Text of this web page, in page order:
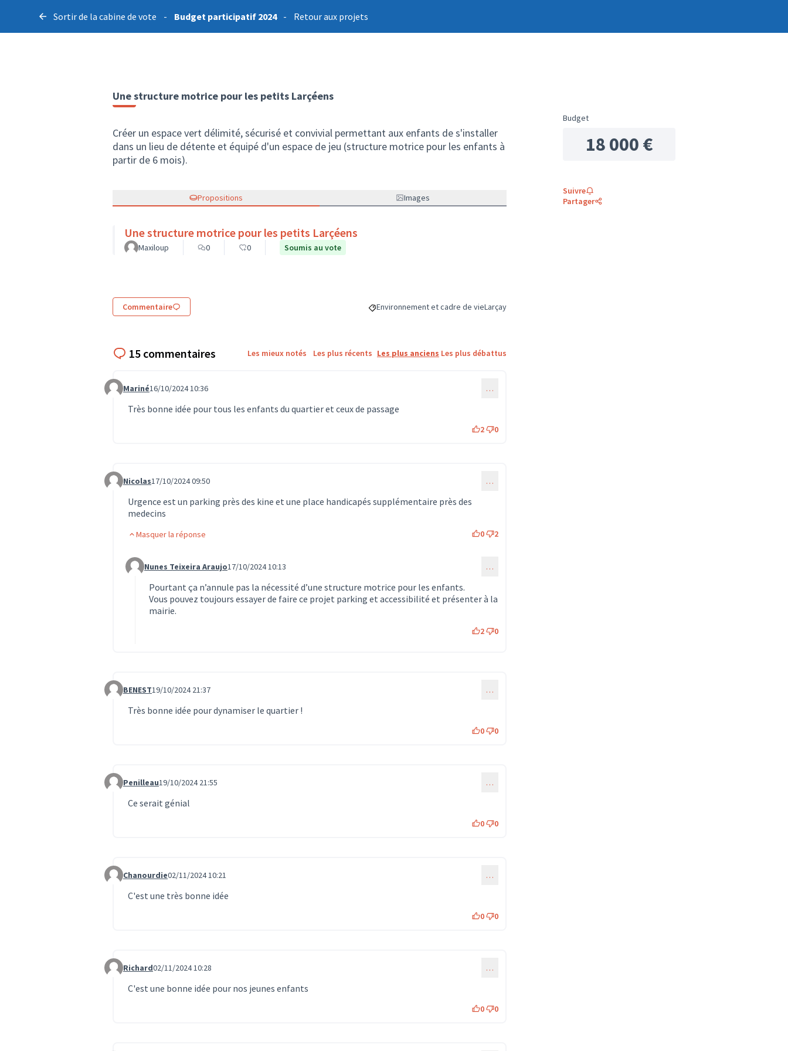
Sortir de la cabine de vote - Budget participatif 2024 - Retour aux projets
Une structure motrice pour les petits Larçéens
Créer un espace vert délimité, sécurisé et convivial permettant aux enfants de s'installer
dans un lieu de détente et équipé d'un espace de jeu (structure motrice pour les enfants à
partir de 6 mois).
Propositions Images
Une structure motrice pour les petits Larçéens
Maxiloup 0 0 Soumis au vote
Commentaire Filtrer les résultats de la catégorie : Environnement et cadre de vie
Environnement et cadre de vieFiltrer les résultats pour le secteur : Larçay
Larçay
Budget
18 000 €
Suivre
Partager
15 commentaires Les mieux notés Les plus récents Les plus anciens Les plus débattus
Commentaire 679
Mariné16/10/2024 10:36 …
Très bonne idée pour tous les enfants du quartier et ceux de passage
2 0
Commentaire 693
Nicolas17/10/2024 09:50 …
Urgence est un parking près des kine et une place handicapés supplémentaire près des
medecins
Masquer la réponse 0 2
Commentaire 694 (réponse au commentaire 693)
Nunes Teixeira Araujo17/10/2024 10:13 …
Pourtant ça n’annule pas la nécessité d’une structure motrice pour les enfants.
Vous pouvez toujours essayer de faire ce projet parking et accessibilité et présenter à la
mairie.
2 0
Commentaire 745
BENEST19/10/2024 21:37 …
Très bonne idée pour dynamiser le quartier !
0 0
Commentaire 746
Penilleau19/10/2024 21:55 …
Ce serait génial
0 0
Commentaire 949
Chanourdie02/11/2024 10:21 …
C'est une très bonne idée
0 0
Commentaire 950
Richard02/11/2024 10:28 …
C'est une bonne idée pour nos jeunes enfants
0 0